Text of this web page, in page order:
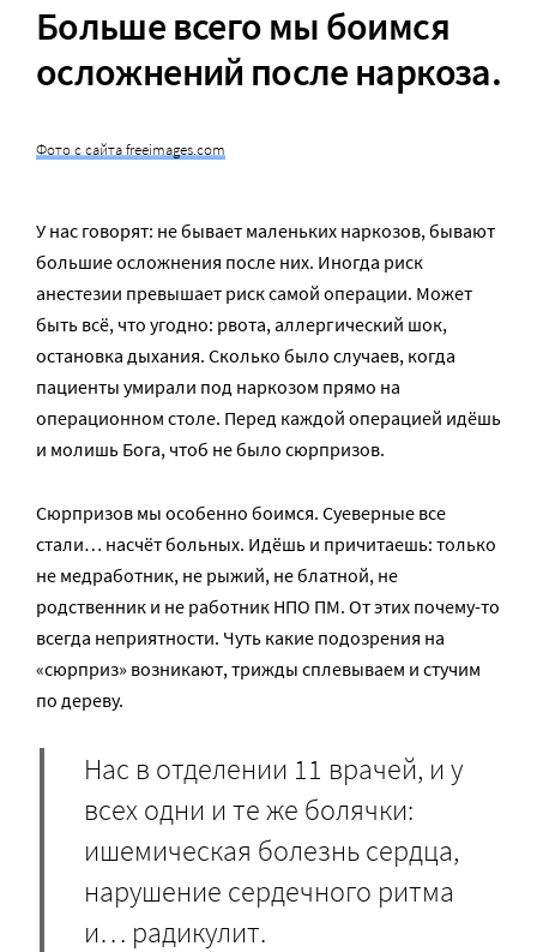
Больше всего мы боимся
осложнений после наркоза.
Фото с сайта freeimages.com
У нас говорят: не бывает маленьких наркозов, бывают
большие осложнения после них. Иногда риск
анестезии превышает риск самой операции. Может
быть всё, что угодно: рвота, аллергический шок,
остановка дыхания. Сколько было случаев, когда
пациенты умирали под наркозом прямо на
операционном столе. Перед каждой операцией идёшь
и молишь Бога, чтоб не было сюрпризов.
Сюрпризов мы особенно боимся. Суеверные все
стали… насчёт больных. Идёшь и причитаешь: только
не медработник, не рыжий, не блатной, не
родственник и не работник НПО ПМ. От этих почему-­то
всегда неприятности. Чуть какие подозрения на
«сюрприз» возникают, трижды сплевываем и стучим
по дереву.
Нас в отделении 11 врачей, и у
всех одни и те же болячки:
ишемическая болезнь сердца,
нарушение сердечного ритма
и… радикулит.